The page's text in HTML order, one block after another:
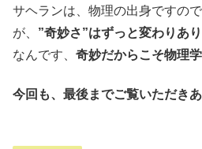
サヘランは、物理の出身ですの
が、 ”奇妙さ”はずっと変わりあ
なんです、 奇妙だからこそ物理
今回も、最後までご覧いただき